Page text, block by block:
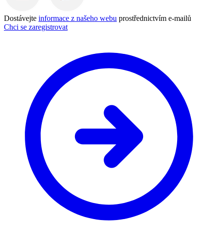
Dostávejte informace z našeho webu prostřednictvím e-mailů
Chci se zaregistrovat